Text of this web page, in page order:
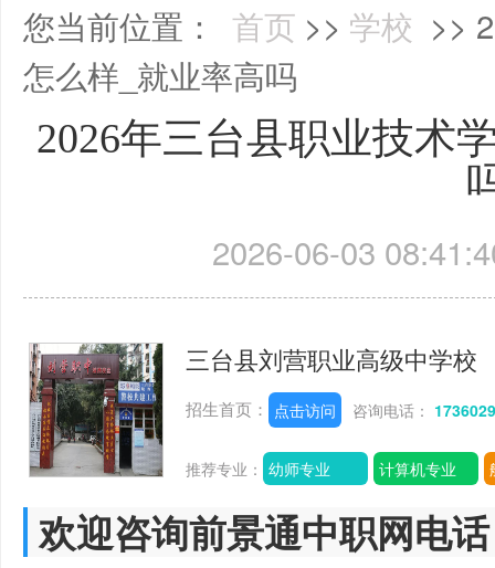
您当前位置： 首页 >> 学校 >>
怎么样_就业率高吗
2026年三台县职业技术
2026-06-03
三台县刘营职业高级中学校
招生首页： 点击访问 咨询电话：
推荐专业： 幼师专业 计算机专业
欢迎咨询前景通中职网电